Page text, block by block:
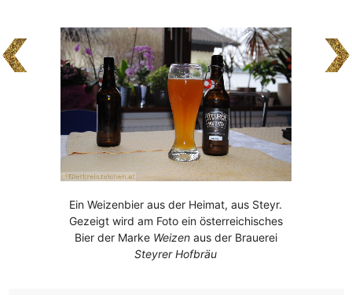
Ein Weizenbier aus der Heimat, aus Steyr.
Gezeigt wird am Foto ein österreichisches
Bier der Marke Weizenaus der Brauerei
Steyrer Hofbräu